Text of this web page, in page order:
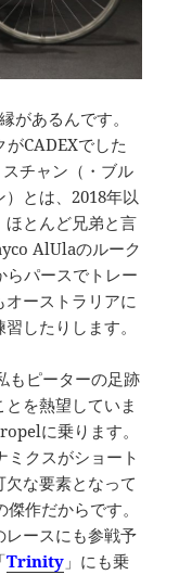
があるんです。
CADEXでした
チャン（・ブル
とは、2018年以
ほとんど兄弟と言
AlUlaのルーク
らパースでトレー
ーストラリアに
したりします。
もピーターの足跡
を熱望していま
に乗ります。
クスがショート
な要素となって
作だからです。
レースにも参戦予
Trinity 」にも乗